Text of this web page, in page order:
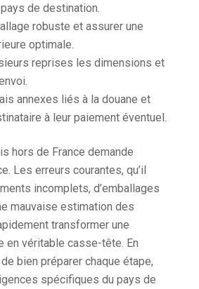
de destination.
robuste et assurer une
optimale.
reprises les dimensions et
annexes liés à la douane et
à leur paiement éventuel.
hors de France demande
Les erreurs courantes, qu’il
incomplets, d’emballages
mauvaise estimation des
transformer une
en véritable casse-tête. En
bien préparer chaque étape,
spécifiques du pays de